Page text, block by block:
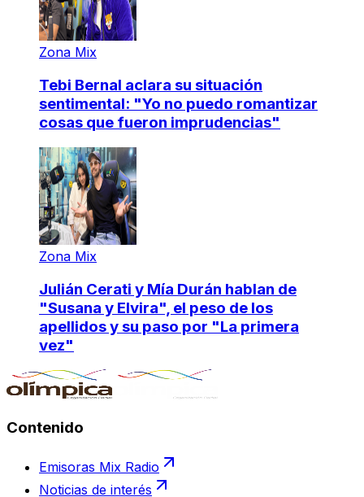
Zona Mix
Tebi Bernal aclara su situación
sentimental: "Yo no puedo romantizar
cosas que fueron imprudencias"
Zona Mix
Julián Cerati y Mía Durán hablan de
"Susana y Elvira", el peso de los
apellidos y su paso por "La primera
vez"
Contenido
Emisoras Mix Radio
Noticias de interés